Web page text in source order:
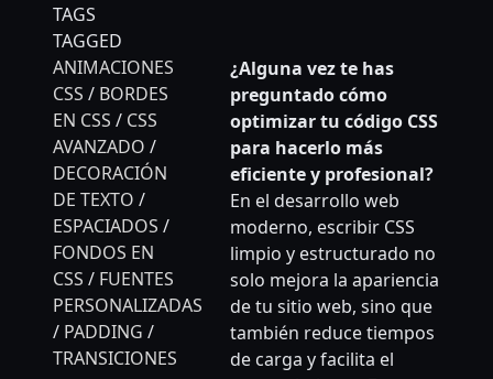
TAGS
TAGGED
ANIMACIONES
CSS / BORDES
EN CSS / CSS
AVANZADO /
DECORACIÓN
DE TEXTO /
ESPACIADOS /
FONDOS EN
CSS / FUENTES
PERSONALIZADAS
/ PADDING /
TRANSICIONES
¿Alguna vez te has
preguntado cómo
optimizar tu código CSS
para hacerlo más
eficiente y profesional?
En el desarrollo web
moderno, escribir CSS
limpio y estructurado no
solo mejora la apariencia
de tu sitio web, sino que
también reduce tiempos
de carga y facilita el